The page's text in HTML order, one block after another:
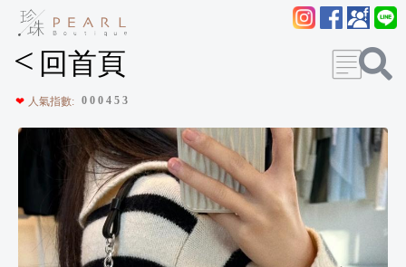
< 回首頁
❤ 人氣指數: 0 0 0 4 5 3